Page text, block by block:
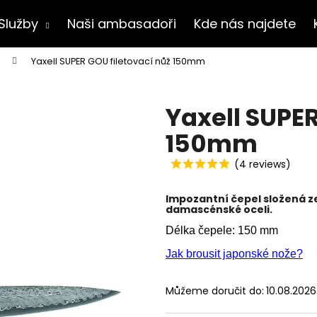
Naši ambasadoři Kde nás najdete
Yaxell SUPER GOU filetovací nůž 150mm
Yaxell
150mm
(4 reviews)
Impozantní čepel složená
damascénské oceli.
Délka čepele: 150 mm
Jak brousit japonské nože?
Můžeme doručit do: 10.08.2026.